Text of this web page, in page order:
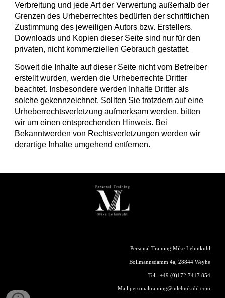
Verbreitung und jede Art der Verwertung außerhalb der
Grenzen des Urheberrechtes bedürfen der schriftlichen
Zustimmung des jeweiligen Autors bzw. Erstellers.
Downloads und Kopien dieser Seite sind nur für den
privaten, nicht kommerziellen Gebrauch gestattet.
Soweit die Inhalte auf dieser Seite nicht vom Betreiber
erstellt wurden, werden die Urheberrechte Dritter
beachtet. Insbesondere werden Inhalte Dritter als
solche gekennzeichnet. Sollten Sie trotzdem auf eine
Urheberrechtsverletzung aufmerksam werden, bitten
wir um einen entsprechenden Hinweis. Bei
Bekanntwerden von Rechtsverletzungen werden wir
derartige Inhalte umgehend entfernen.
Personal Training Mike Lehmkuhl
Bollmannsdamm 4a, 28844 Weyhe
Tel.: +49 (0)172 7417 854
Mail:personaltraining@mlehmkuhl.com